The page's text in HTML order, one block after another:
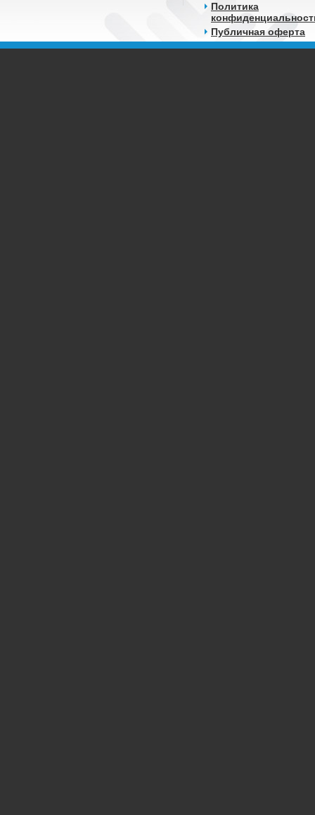
Политика
Публичная оферта